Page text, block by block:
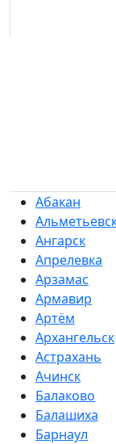
Абакан
Ангарск
Апрелевка
Арзамас
Армавир
Артём
Архангельск
Астрахань
Ачинск
Балаково
Балашиха
Барнаул